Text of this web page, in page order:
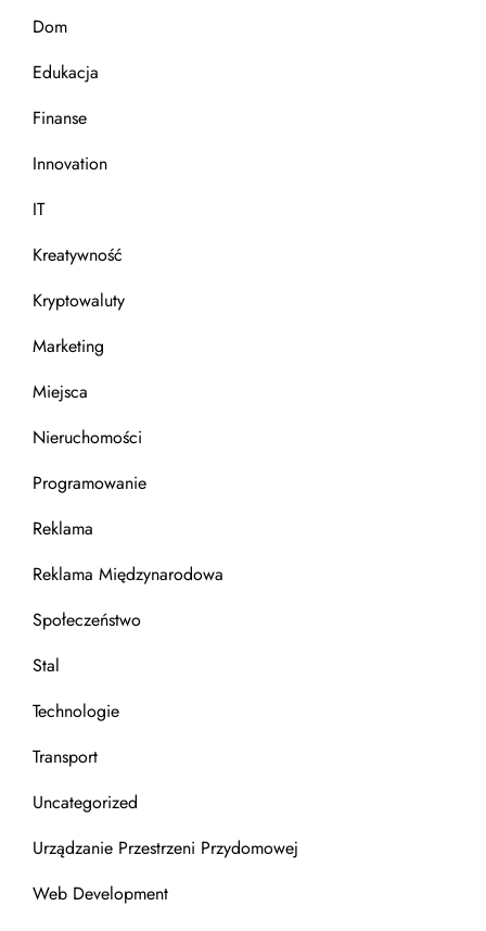
u
Dom
Edukacja
Finanse
Innovation
IT
Kreatywność
Kryptowaluty
Marketing
Miejsca
Nieruchomości
Programowanie
Reklama
Reklama Międzynarodowa
Społeczeństwo
Stal
Technologie
Transport
Uncategorized
Urządzanie Przestrzeni Przydomowej
Web Development